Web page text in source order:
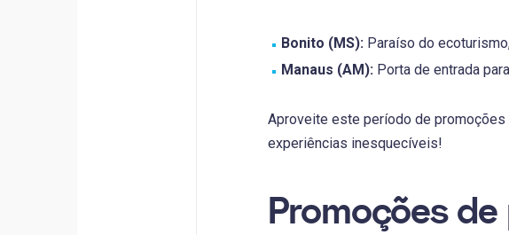
Bonito (MS):Paraíso do
Manaus (AM):Porta de entrada
Aproveite este período de promoções
experiências inesquecíveis!
Promoções